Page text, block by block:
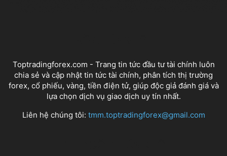
Toptradingforex.com - Trang tin tức đầu tư tài chính luôn
chia sẻ và cập nhật tin tức tài chính, phân tích thị trường
forex, cổ phiếu, vàng, tiền điện tử, giúp độc giả đánh giá và
lựa chọn dịch vụ giao dịch uy tín nhất.
Liên hệ chúng tôi: tmm.toptradingforex@gmail.com